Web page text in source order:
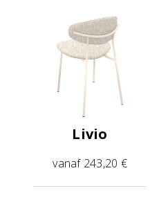
Livio
vanaf 243,20 €